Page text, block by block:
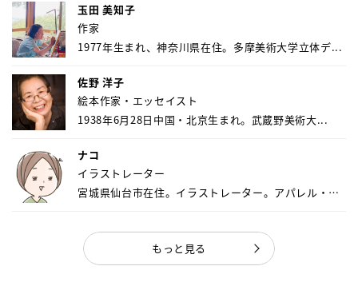
玉田 美知子
作家
1977年生まれ、神奈川県在住。多摩美術大学立体デ...
佐野 洋子
絵本作家・エッセイスト
1938年6月28日中国・北京生まれ。武蔵野美術大...
ナコ
イラストレーター
宮城県仙台市在住。イラストレーター。アパレル・キ
もっと見る